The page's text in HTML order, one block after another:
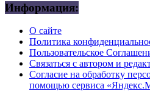
Информация:
О сайте
Политика
Пользовательское
Связаться с автором и
Согласие на обработку
помощью сервиса